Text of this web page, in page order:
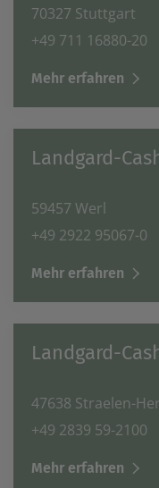
70327 Stuttgart
+49 711 16880-20
Mehr erfahren
Landgard-
59457 Werl
+49 2922 95067-0
Mehr erfahren
Landgard-
47638 Straelen-
+49 2839 59-2100
Mehr erfahren